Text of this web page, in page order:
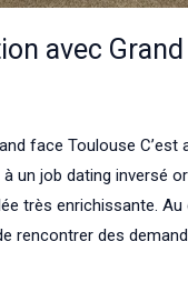
avec
face Toulouse
un job dating inversé
très enrichissante.
rencontrer des